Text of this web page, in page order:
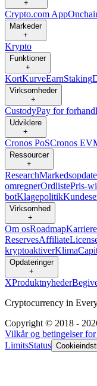
+
Crypto.com App
Markeder
+
Krypto
Funktioner
+
KortKurveEarnStaking
Virksomheder
+
CustodyPay for
Udviklere
+
Cronos PoSCronos
Ressourcer
+
Research
omregnerOrdlistePris-
botKlagepolitik
Virksomhed
+
Om osRoadmapKarriere
ReservesAffiliate
kryptoaktiverKlima
Opdateringer
+
XProduktnyheder
Cryptocurrency in
Copyright © 2018 -
Vilkår og betingelser
LimitsStatus